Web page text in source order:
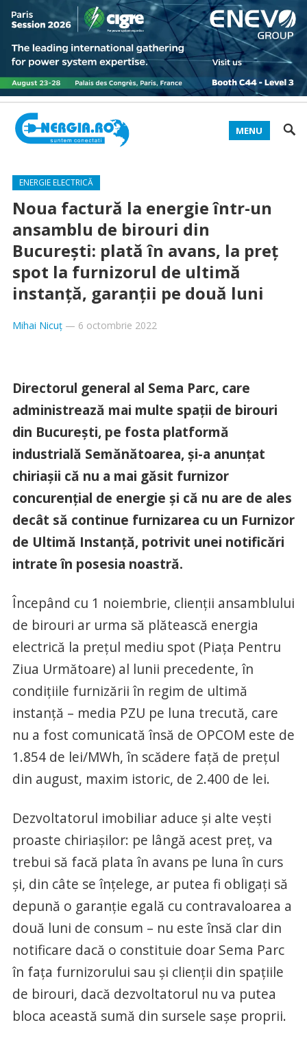
MENU
ENERGIE ELECTRICĂ
Noua factură la energie într-un
ansamblu de birouri din
București: plată în avans, la preț
spot la furnizorul de ultimă
instanță, garanții pe două luni
Mihai Nicuț— 6 octombrie 2022
Directorul general al Sema Parc, care
administrează mai multe spații de birouri
din București, pe fosta platformă
industrială Semănătoarea, și-a anunțat
chiriașii că nu a mai găsit furnizor
concurențial de energie și că nu are de ales
decât să continue furnizarea cu un Furnizor
de Ultimă Instanță, potrivit unei notificări
intrate în posesia noastră.
Începând cu 1 noiembrie, clienții ansamblului
de birouri ar urma să plătească energia
electrică la prețul mediu spot (Piața Pentru
Ziua Următoare) al lunii precedente, în
condițiile furnizării în regim de ultimă
instanță – media PZU pe luna trecută, care
nu a fost comunicată însă de OPCOM este de
1.854 de lei/MWh, în scădere față de prețul
din august, maxim istoric, de 2.400 de lei.
Dezvoltatorul imobiliar aduce și alte vești
proaste chiriașilor: pe lângă acest preț, va
trebui să facă plata în avans pe luna în curs
și, din câte se înțelege, ar putea fi obligați să
depună o garanție egală cu contravaloarea a
două luni de consum – nu este însă clar din
notificare dacă o constituie doar Sema Parc
în fața furnizorului sau și clienții din spațiile
de birouri, dacă dezvoltatorul nu va putea
bloca această sumă din sursele sașe proprii.